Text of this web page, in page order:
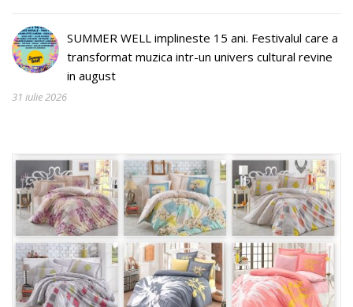
SUMMER WELL implineste 15 ani. Festivalul care a
transformat muzica intr-un univers cultural revine
in august
31 iulie 2026